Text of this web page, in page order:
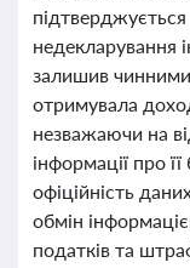
недекларування
залишив
отримувала
незважаючи на
інформації про
офіційність
обмін
податків та